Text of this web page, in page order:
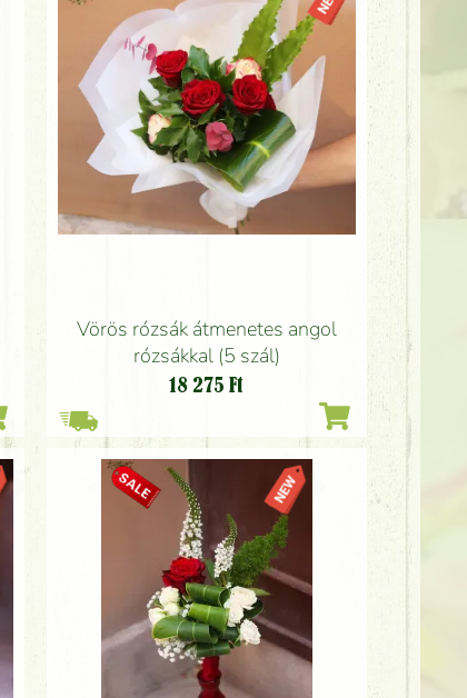
Vörös rózsák átmenetes angol
rózsákkal (5 szál)
18 275 Ft